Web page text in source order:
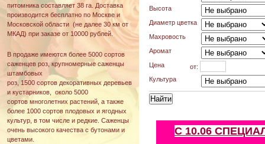
питомника составляет 38 га. Доставка
производится бесплатно по Москве и
Московской области (не далее 30 км от
МКАД) при заказе от 10000 рублей.
В продаже имеются более 5000 сортов
саженцев роз, крупномерные саженцы
штамбовых
роз, 1500 сортов декоративных деревьев
и кустарников, около 5000
сортов многолетних растений, а также
более 1000 сортов плодовых и ягодных
культур, в том числе и редкие. Саженцы
очень высокого качества с бутонами и
цветами.
Высота
Диаметр цветка
Махровость
Аромат
Цена
от:
Культура
С 10.06